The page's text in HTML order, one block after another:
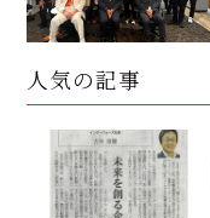
人気の記事